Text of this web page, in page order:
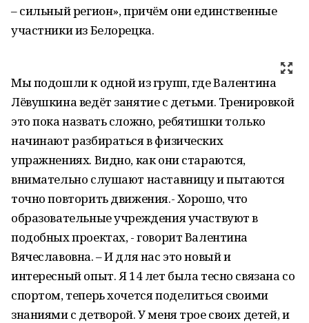
– сильный регион», причём они единственные
участники из Белорецка.
Мы подошли к одной из групп, где Валентина
Лёвушкина ведёт занятие с детьми. Тренировкой
это пока назвать сложно, ребятишки только
начинают разбираться в физических
упражнениях. Видно, как они стараются,
внимательно слушают наставницу и пытаются
точно повторить движения.- Хорошо, что
образовательные учреждения участвуют в
подобных проектах, - говорит Валентина
Вячеславовна. – И для нас это новый и
интересный опыт. Я 14 лет была тесно связана со
спортом, теперь хочется поделиться своими
знаниями с детворой. У меня трое своих детей, и